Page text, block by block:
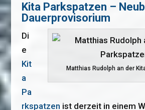
Kita Parkspatzen –
Dauerprovisorium
Matthias Rudolph an der
Di
e
Kit
a
Pa
rkspatzen ist derzeit in einem